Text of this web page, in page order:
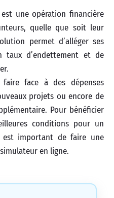
est une opération financière
quelle que soit leur
permet d’alléger ses
taux d’endettement et de
face à des dépenses
projets ou encore de
Pour bénéficier
conditions pour un
est important de faire une
en ligne.